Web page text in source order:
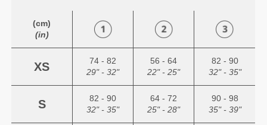
(cm)
(in)
XS
74 - 82
29" - 32"
56 - 64
22" - 25"
82 - 90
32" - 35"
S
82 - 90
32" - 35"
64 - 72
25" - 28"
90 - 98
35" - 39"